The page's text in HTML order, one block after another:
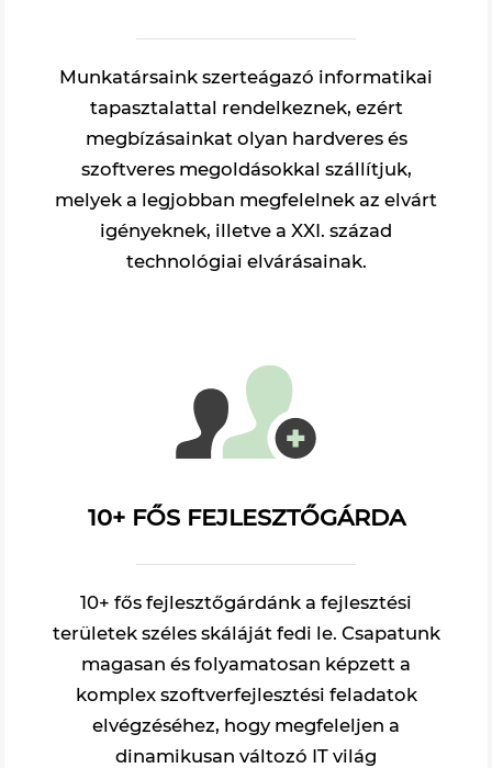
Munkatársaink szerteágazó informatikai
tapasztalattal rendelkeznek, ezért
megbízásainkat olyan hardveres és
szoftveres megoldásokkal szállítjuk,
melyek a legjobban megfelelnek az elvárt
igényeknek, illetve a XXI. század
technológiai elvárásainak.
10+ FŐS FEJLESZTŐGÁRDA
10+ fős fejlesztőgárdánk a fejlesztési
területek széles skáláját fedi le. Csapatunk
magasan és folyamatosan képzett a
komplex szoftverfejlesztési feladatok
elvégzéséhez, hogy megfeleljen a
dinamikusan változó IT világ